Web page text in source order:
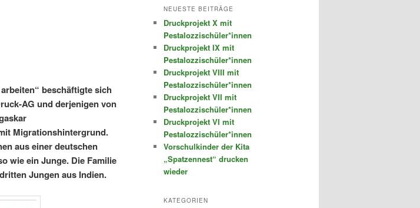
beschäftigte sich
AG und derjenigen von
Migrationshintergrund.
aus einer deutschen
wie ein Junge. Die Familie
Jungen aus Indien.
h
n
NEUESTE BEITRÄGE
Druckprojekt X mit
Pestalozzischüler*innen
Druckprojekt IX mit
Pestalozzischüler*innen
Druckprojekt VIII mit
Pestalozzischüler*innen
Druckprojekt VII mit
Pestalozzischüler*innen
Druckprojekt VI mit
Pestalozzischüler*innen
Vorschulkinder der Kita
„Spatzennest“ drucken
wieder
KATEGORIEN